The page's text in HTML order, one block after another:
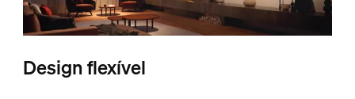
Design flexível